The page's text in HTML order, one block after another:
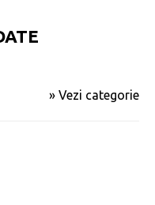
» Vezi categorie